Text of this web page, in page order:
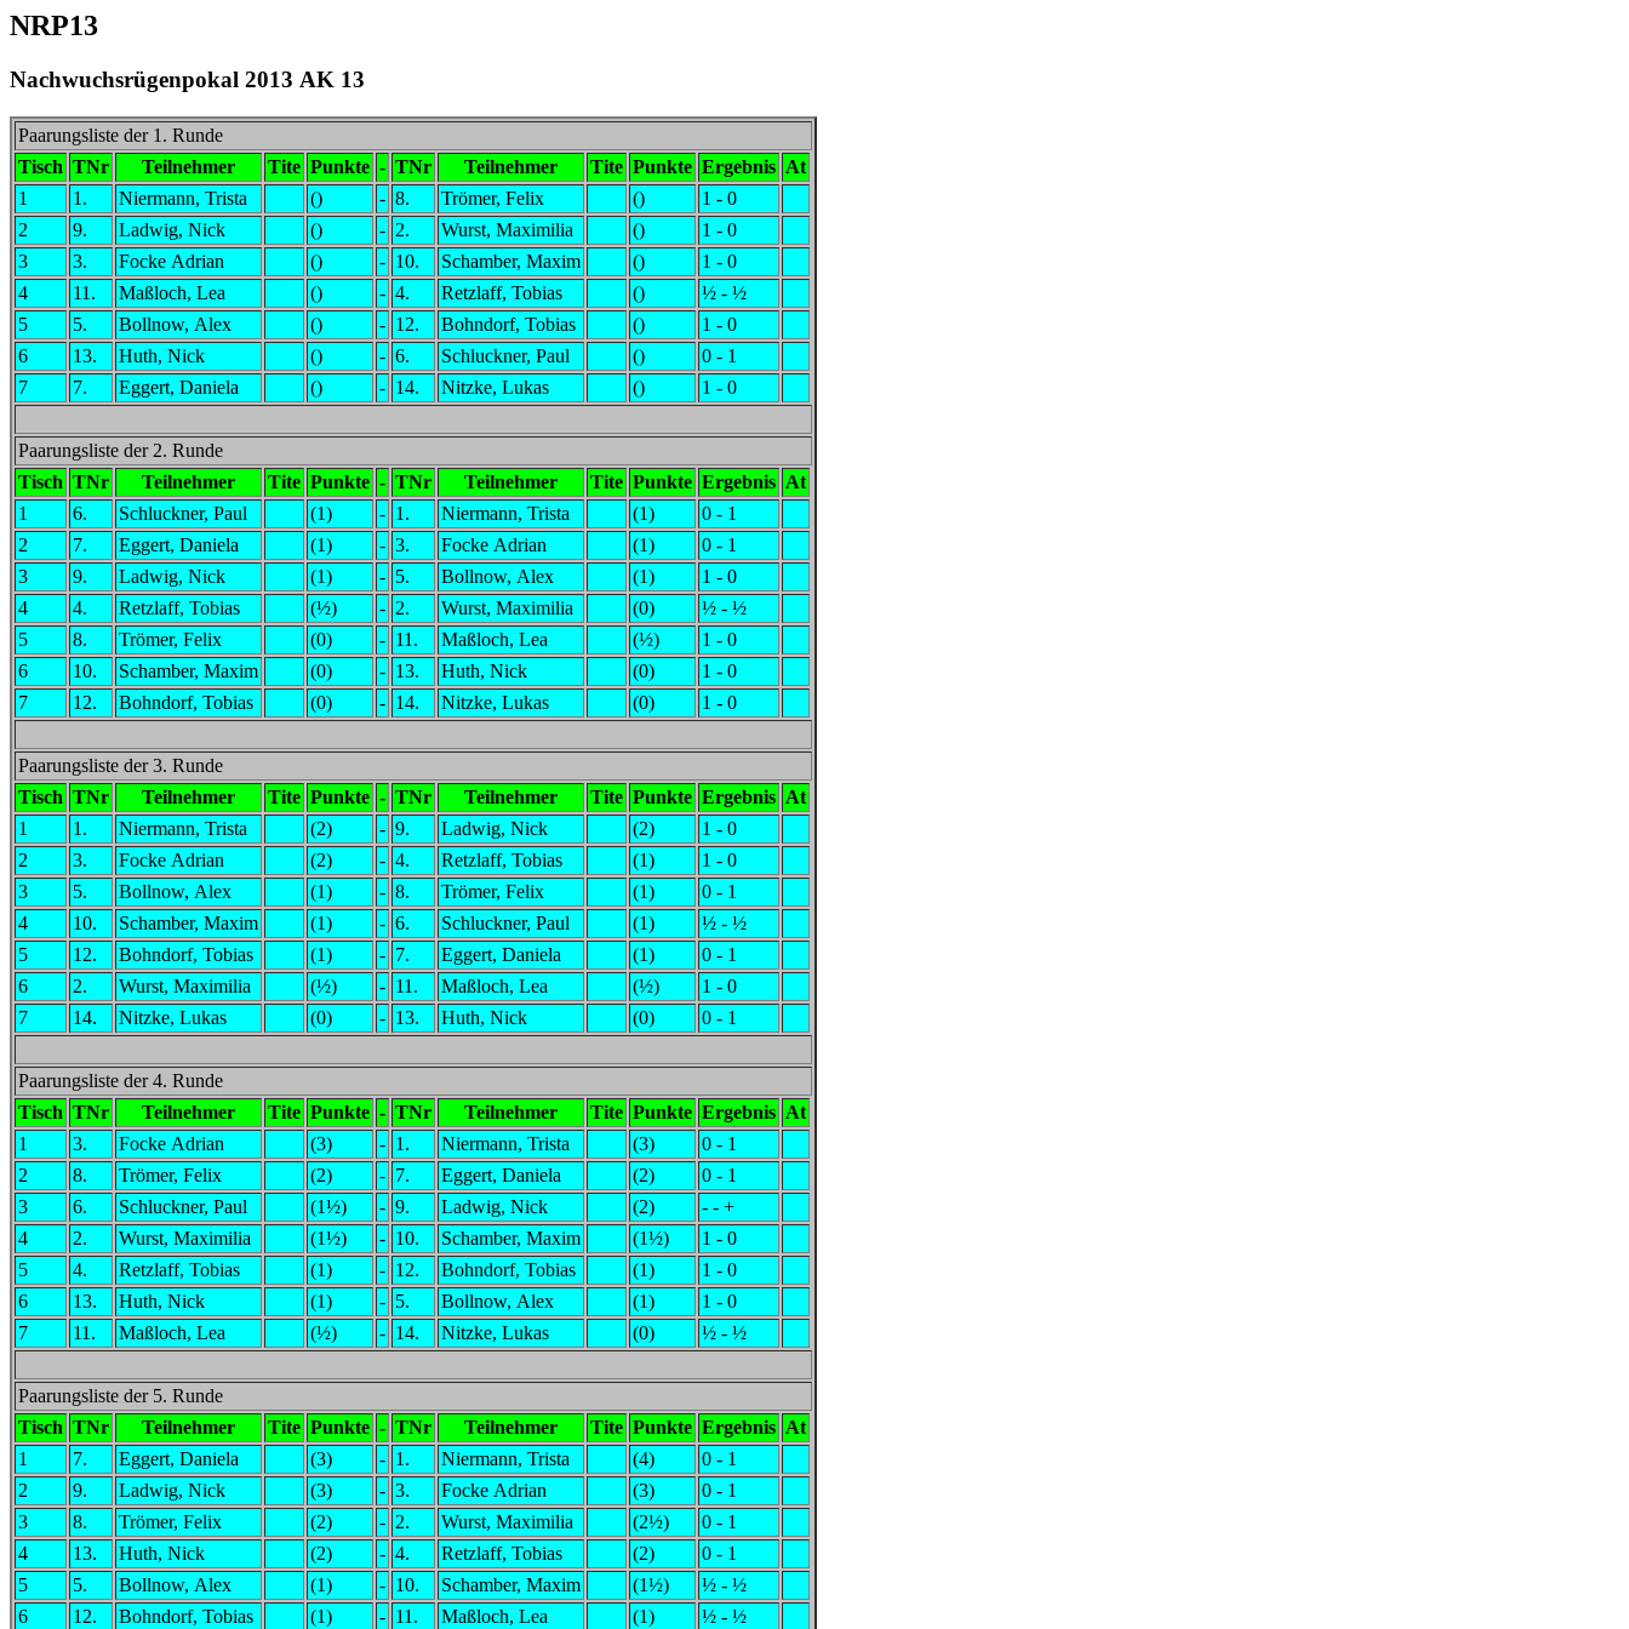
NRP13
Nachwuchsrügenpokal 2013 AK 13
Paarungsliste der 1. Runde
Tisch TNr Teilnehmer Tite Punkte - TNr Teilnehmer Tite Punkte Ergebnis At
1
1. Niermann, Trista () - 8. Trömer, Felix ()
1 - 0
2
9. Ladwig, Nick () - 2. Wurst, Maximilia ()
1 - 0
3
3. Focke Adrian () - 10. Schamber, Maxim ()
1 - 0
4
11. Maßloch, Lea () - 4. Retzlaff, Tobias ()
½ - ½
5
5. Bollnow, Alex () - 12. Bohndorf, Tobias ()
1 - 0
6
13. Huth, Nick () - 6. Schluckner, Paul ()
0 - 1
7
7. Eggert, Daniela () - 14. Nitzke, Lukas () 1 - 0
Paarungsliste der 2. Runde
Tisch TNr Teilnehmer Tite Punkte - TNr Teilnehmer Tite Punkte Ergebnis At
1
6. Schluckner, Paul (1) - 1. Niermann, Trista (1)
0 - 1
2
7. Eggert, Daniela (1) - 3. Focke Adrian (1)
0 - 1
3
9. Ladwig, Nick (1) - 5. Bollnow, Alex (1)
1 - 0
4
4. Retzlaff, Tobias (½) - 2. Wurst, Maximilia (0)
½ - ½
5
8. Trömer, Felix (0) - 11. Maßloch, Lea (½)
1 - 0
6
10. Schamber, Maxim (0) - 13. Huth, Nick (0)
1 - 0
7
12. Bohndorf, Tobias (0) - 14. Nitzke, Lukas (0) 1 - 0
Paarungsliste der 3. Runde
Tisch TNr Teilnehmer Tite Punkte - TNr Teilnehmer Tite Punkte Ergebnis At
1
1. Niermann, Trista (2) - 9. Ladwig, Nick (2)
1 - 0
2
3. Focke Adrian (2) - 4. Retzlaff, Tobias (1)
1 - 0
3
5. Bollnow, Alex (1) - 8. Trömer, Felix (1)
0 - 1
4
10. Schamber, Maxim (1) - 6. Schluckner, Paul (1)
½ - ½
5
12. Bohndorf, Tobias (1) - 7. Eggert, Daniela (1)
0 - 1
6
2. Wurst, Maximilia (½) - 11. Maßloch, Lea (½)
1 - 0
7
14. Nitzke, Lukas (0) - 13. Huth, Nick (0) 0 - 1
Paarungsliste der 4. Runde
Tisch TNr Teilnehmer Tite Punkte - TNr Teilnehmer Tite Punkte Ergebnis At
1
3. Focke Adrian (3) - 1. Niermann, Trista (3)
0 - 1
2
8. Trömer, Felix (2) - 7. Eggert, Daniela (2)
0 - 1
3
6. Schluckner, Paul (1½) - 9. Ladwig, Nick (2)
- - +
4
2. Wurst, Maximilia (1½) - 10. Schamber, Maxim (1½)
1 - 0
5
4. Retzlaff, Tobias (1) - 12. Bohndorf, Tobias (1)
1 - 0
6
13. Huth, Nick (1) - 5. Bollnow, Alex (1)
1 - 0
7
11. Maßloch, Lea (½) - 14. Nitzke, Lukas (0) ½ - ½
Paarungsliste der 5. Runde
Tisch TNr Teilnehmer Tite Punkte - TNr Teilnehmer Tite Punkte Ergebnis At
1
7. Eggert, Daniela (3) - 1. Niermann, Trista (4)
0 - 1
2
9. Ladwig, Nick (3) - 3. Focke Adrian (3)
0 - 1
3
8. Trömer, Felix (2) - 2. Wurst, Maximilia (2½)
0 - 1
4
13. Huth, Nick (2) - 4. Retzlaff, Tobias (2)
0 - 1
5
5. Bollnow, Alex (1) - 10. Schamber, Maxim (1½)
½ - ½
6
12. Bohndorf, Tobias (1) - 11. Maßloch, Lea (1) ½ - ½